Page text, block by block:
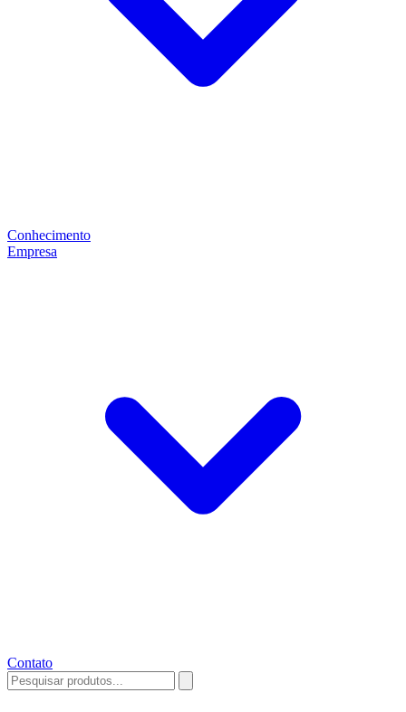
Conhecimento
Empresa
Contato